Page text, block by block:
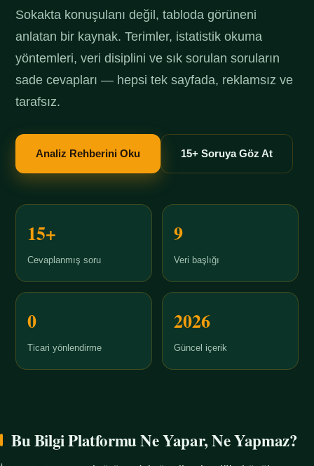
Sokakta konuşulanı değil, tabloda görüneni
anlatan bir kaynak. Terimler, istatistik okuma
yöntemleri, veri disiplini ve sık sorulan soruların
sade cevapları — hepsi tek sayfada, reklamsız ve
tarafsız.
Analiz Rehberini Oku 15+ Soruya Göz At
15+
Cevaplanmış soru
9
Veri başlığı
0
Ticari yönlendirme
2026
Güncel içerik
Bu Bilgi Platformu Ne Yapar, Ne Yapmaz?